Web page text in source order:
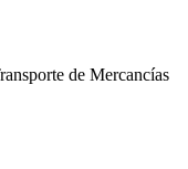
de Mercancías